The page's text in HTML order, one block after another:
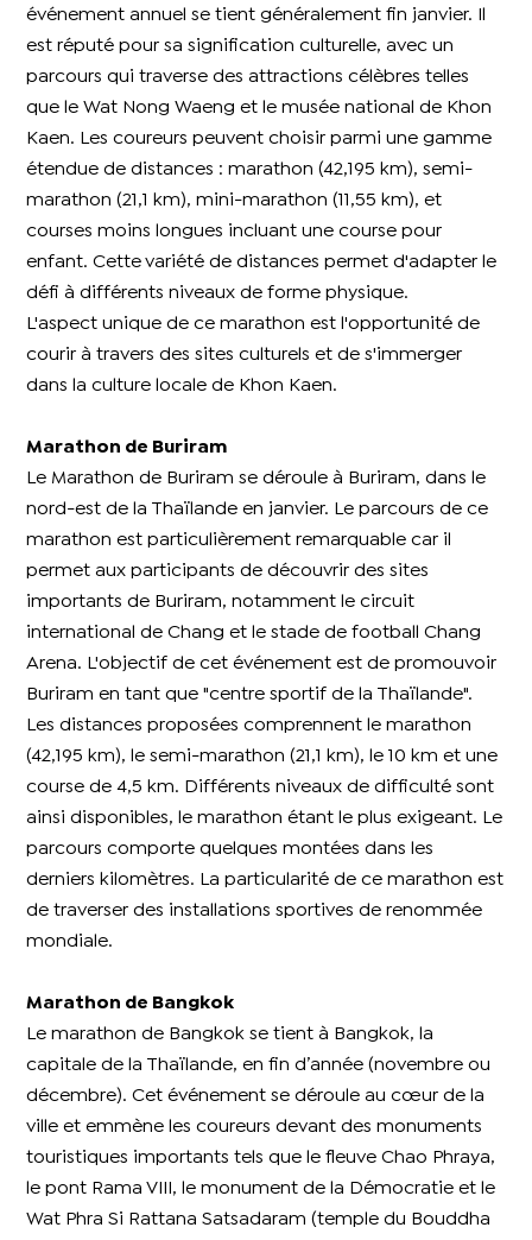
événement annuel se tient généralement fin janvier. Il
est réputé pour sa signification culturelle, avec un
parcours qui traverse des attractions célèbres telles
que le Wat Nong Waeng et le musée national de Khon
Kaen. Les coureurs peuvent choisir parmi une gamme
étendue de distances : marathon (42,195 km), semi-
marathon (21,1 km), mini-marathon (11,55 km), et
courses moins longues incluant une course pour
enfant. Cette variété de distances permet d'adapter le
défi à différents niveaux de forme physique.
L'aspect unique de ce marathon est l'opportunité de
courir à travers des sites culturels et de s'immerger
dans la culture locale de Khon Kaen.
Marathon de Buriram
Le Marathon de Buriram se déroule à Buriram, dans le
nord-est de la Thaïlande en janvier. Le parcours de ce
marathon est particulièrement remarquable car il
permet aux participants de découvrir des sites
importants de Buriram, notamment le circuit
international de Chang et le stade de football Chang
Arena. L'objectif de cet événement est de promouvoir
Buriram en tant que "centre sportif de la Thaïlande".
Les distances proposées comprennent le marathon
(42,195 km), le semi-marathon (21,1 km), le 10 km et une
course de 4,5 km. Différents niveaux de difficulté sont
ainsi disponibles, le marathon étant le plus exigeant. Le
parcours comporte quelques montées dans les
derniers kilomètres. La particularité de ce marathon est
de traverser des installations sportives de renommée
mondiale.
Marathon de Bangkok
Le marathon de Bangkok se tient à Bangkok, la
capitale de la Thaïlande, en fin d’année (novembre ou
décembre). Cet événement se déroule au cœur de la
ville et emmène les coureurs devant des monuments
touristiques importants tels que le fleuve Chao Phraya,
le pont Rama VIII, le monument de la Démocratie et le
Wat Phra Si Rattana Satsadaram (temple du Bouddha